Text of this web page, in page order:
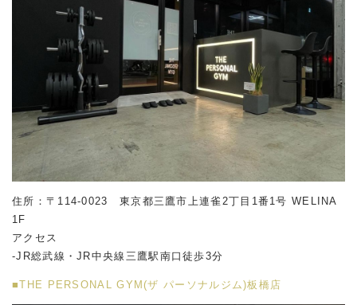
住所：〒114-0023 東京都三鷹市上連雀2丁目1番1号 WELINA
1F
アクセス
-JR総武線・JR中央線三鷹駅南口徒歩3分
■THE PERSONAL GYM(ザ パーソナルジム)板橋店